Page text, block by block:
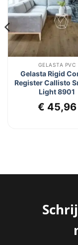
GELASTA PVC
Gelasta Rigid
Register Callisto
Light 8901
€ 45,96